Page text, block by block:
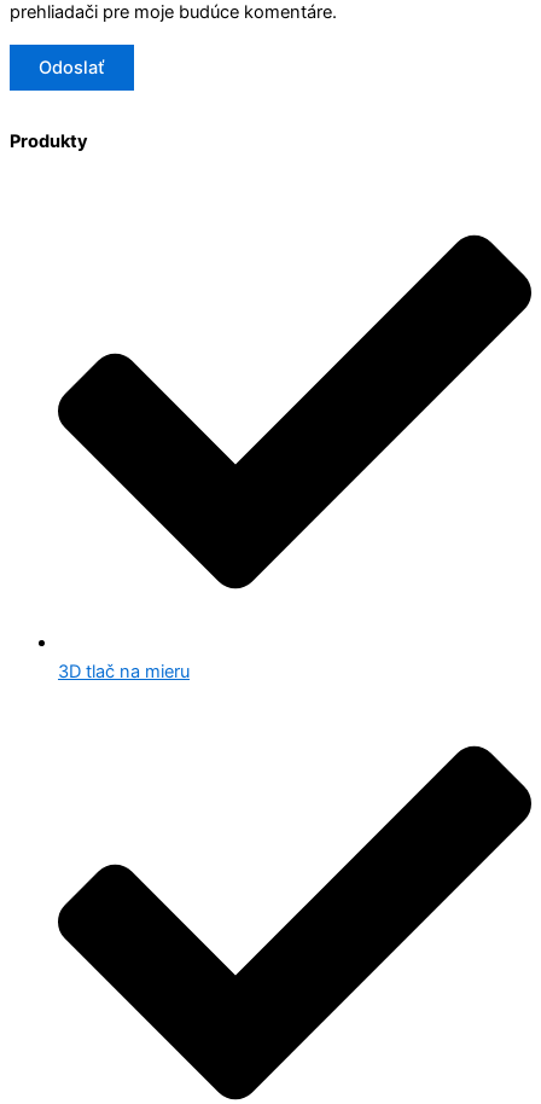
prehliadači pre moje budúce komentáre.
Produkty
3D tlač na mieru